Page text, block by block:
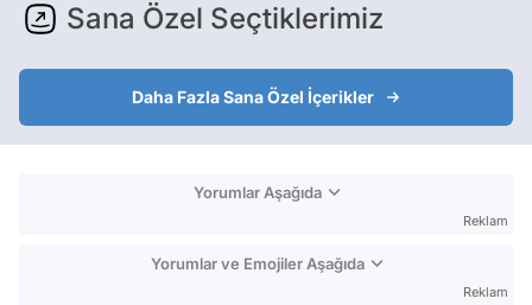
Sana Özel Seçtiklerimiz
Daha Fazla Sana Özel İçerikler
Yorumlar Aşağıda
Reklam
Yorumlar ve Emojiler Aşağıda
Reklam